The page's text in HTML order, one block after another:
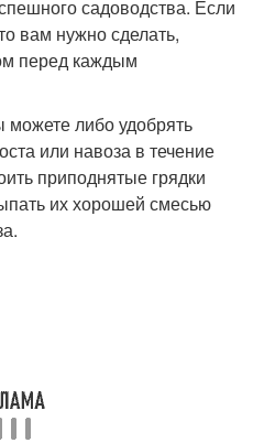
садоводства. Если
вам нужно сделать,
перед каждым
можете либо удобрять
или навоза в течение
приподнятые грядки
их хорошей смесью